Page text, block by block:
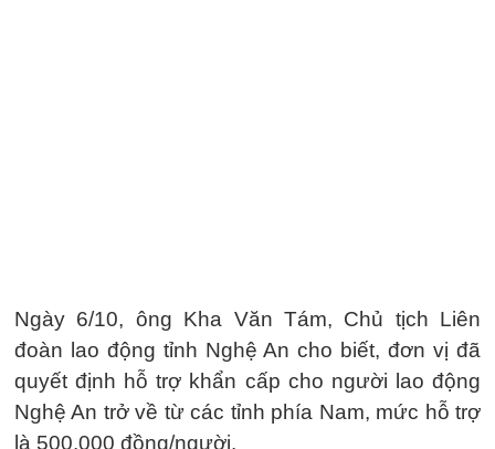
Ngày 6/10, ông Kha Văn Tám, Chủ tịch Liên
đoàn lao động tỉnh Nghệ An cho biết, đơn vị đã
quyết định hỗ trợ khẩn cấp cho người lao động
Nghệ An trở về từ các tỉnh phía Nam, mức hỗ trợ
là 500.000 đồng/người.